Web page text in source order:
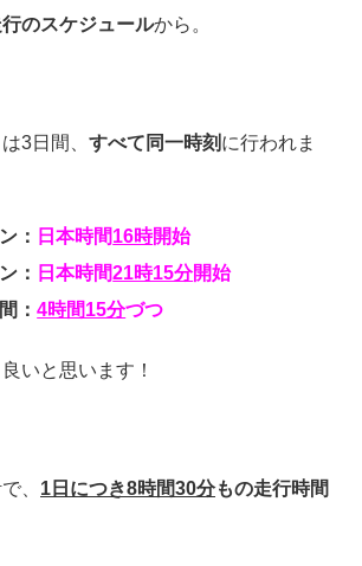
のスケジュールから。
3日間、 すべて同一時刻 に行われま
： 日本時間16時開始
： 日本時間21時15分開始
：4時間15分づつ
いと思います！
、 1日につき8時間30分もの走行時間